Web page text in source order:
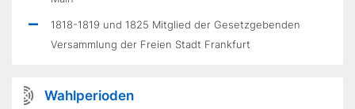
1818-1819 und 1825 Mitglied der Gesetzgebenden
Versammlung der Freien Stadt Frankfurt
Wahlperioden